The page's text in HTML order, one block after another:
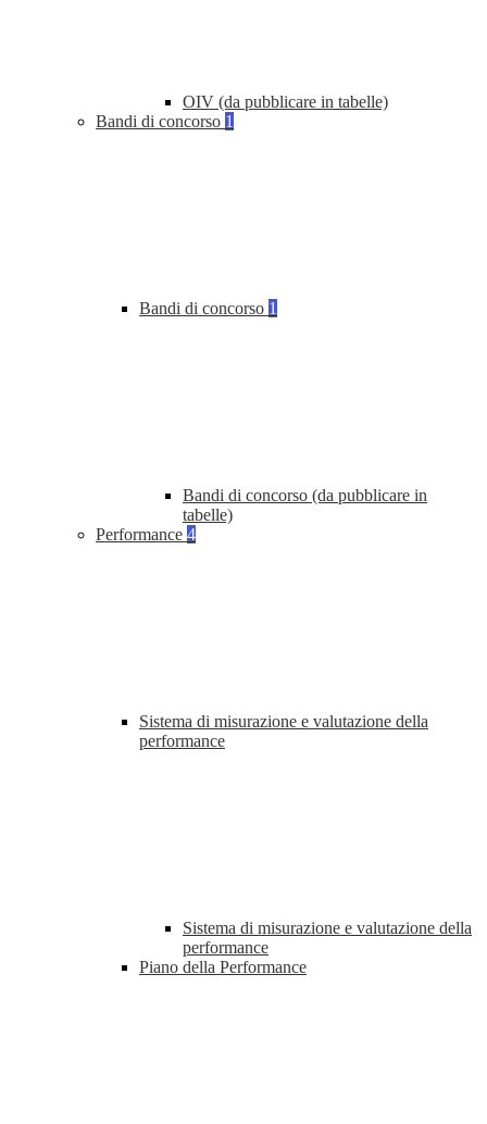
OIV (da pubblicare in tabelle)
Bandi di concorso 1
Bandi di concorso 1
Bandi di concorso (da pubblicare in
tabelle)
Performance 4
Sistema di misurazione e valutazione della
performance
Sistema di misurazione e valutazione della
performance
Piano della Performance